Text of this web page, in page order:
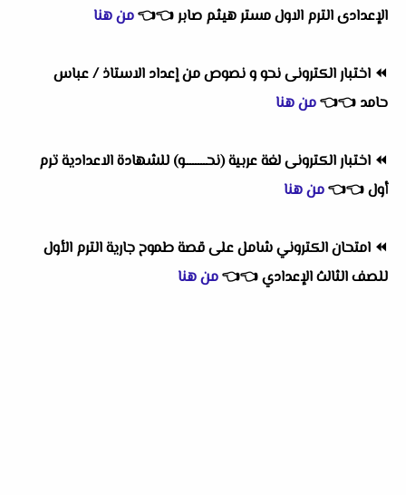
الإعدادى الترم الاول مستر هيثم صابر👈
👈من هنا
⏪ اختبار الكترونى نحو و نصوص من إعداد الاستاذ / عباس
حامد 👈
👈من هنا
⏪ اختبار الكترونى لغة عربية (نحــــــــو) للشهادة الاعدادية ترم
أول👈
👈من هنا
⏪ امتحان الكتروني شامل على قصة طموح جارية الترم الأول
للصف الثالث الإعدادي👈
👈من هنا